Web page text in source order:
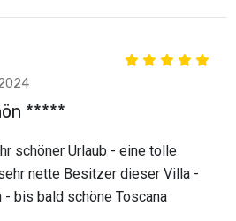
*****
schöner Urlaub - eine tolle
nette Besitzer dieser Villa -
- bis bald schöne Toscana